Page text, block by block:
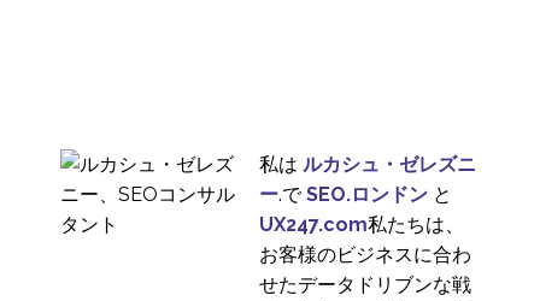
1
16 8? 2017
3 先読み設計の問題点
0
私は ルカシュ・ゼレズニ
ー.でSEO.ロンドン と
UX247.com私たちは、
お客様のビジネスに合わ
せたデータドリブンな戦